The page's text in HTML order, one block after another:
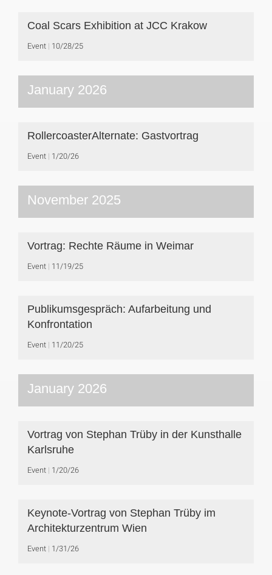
Coal Scars Exhibition at JCC Krakow
Event 10/28/25
January 2026
RollercoasterAlternate: Gastvortrag
Event 1/20/26
November 2025
Vortrag: Rechte Räume in Weimar
Event 11/19/25
Publikumsgespräch: Aufarbeitung und
Konfrontation
Event 11/20/25
January 2026
Vortrag von Stephan Trüby in der Kunsthalle
Karlsruhe
Event 1/20/26
Keynote-Vortrag von Stephan Trüby im
Architekturzentrum Wien
Event 1/31/26